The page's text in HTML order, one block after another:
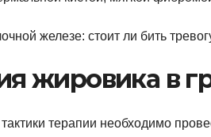
жировика в
терапии необходимо